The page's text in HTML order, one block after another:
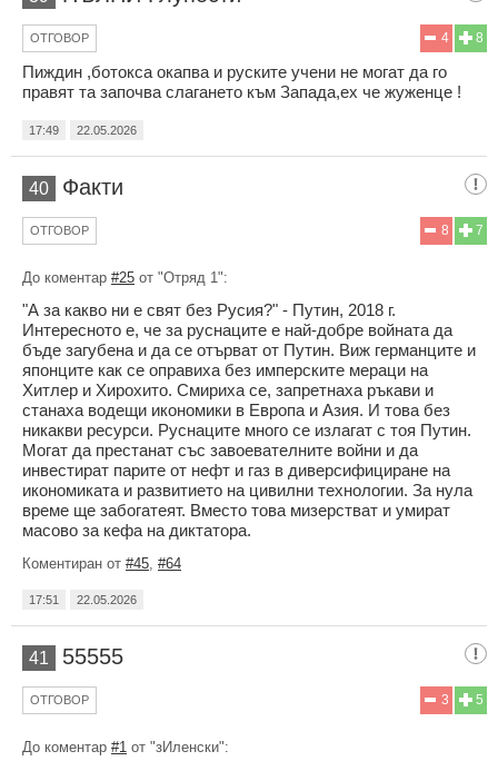
8
4
ОТГОВОР
Пиждин ,ботокса окапва и руските учени не могат да го
правят та започва слагането към Запада,ех че жуженце !
17:49 22.05.2026
40 Факти
7
8
ОТГОВОР
До коментар #25 от "Отряд 1":
"А за какво ни е свят без Русия?" - Путин, 2018 г.
Интересното е, че за руснаците е най-добре войната да
бъде загубена и да се отърват от Путин. Виж германците и
японците как се оправиха без имперските мераци на
Хитлер и Хирохито. Смириха се, запретнаха ръкави и
станаха водещи икономики в Европа и Азия. И това без
никакви ресурси. Руснаците много се излагат с тоя Путин.
Могат да престанат със завоевателните войни и да
инвестират парите от нефт и газ в диверсифициране на
икономиката и развитието на цивилни технологии. За нула
време ще забогатеят. Вместо това мизерстват и умират
масово за кефа на диктатора.
Коментиран от #45 #64
17:51 22.05.2026
41 55555
5
3
ОТГОВОР
До коментар #1 от "зИленски":